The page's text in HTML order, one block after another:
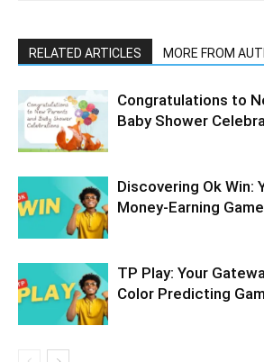
RELATED ARTICLES MORE FROM
Congratulations to
Baby Shower
Discovering Ok Win:
Money-Earning
TP Play: Your
Color Predicting